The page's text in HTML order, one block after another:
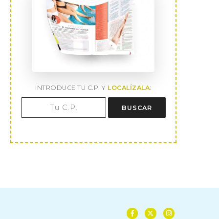
INTRODUCE TU C.P. Y LOCALÍZALA:
BUSCAR